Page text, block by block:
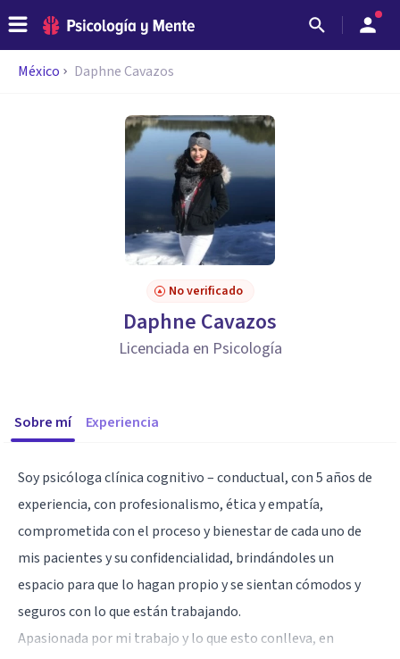
México Daphne Cavazos
No verificado
Daphne Cavazos
Licenciada en Psicología
Sobre mí Experiencia
Soy psicóloga clínica cognitivo – conductual, con 5 años de
experiencia, con profesionalismo, ética y empatía,
comprometida con el proceso y bienestar de cada uno de
mis pacientes y su confidencialidad, brindándoles un
espacio para que lo hagan propio y se sientan cómodos y
seguros con lo que están trabajando.
Apasionada por mi trabajo y lo que esto conlleva, en